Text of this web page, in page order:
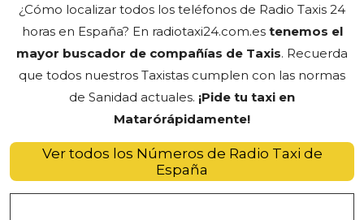
¿Cómo localizar todos los teléfonos de Radio Taxis 24
horas en España? En radiotaxi24.com.es tenemos el
mayor buscador de compañías de Taxis. Recuerda
que todos nuestros Taxistas cumplen con las normas
de Sanidad actuales. ¡Pide tu taxi en
Matarórápidamente!
Ver todos los Números de Radio Taxi de
España